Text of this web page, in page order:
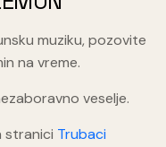
muziku, pozovite
na vreme.
veselje.
stranici Trubaci